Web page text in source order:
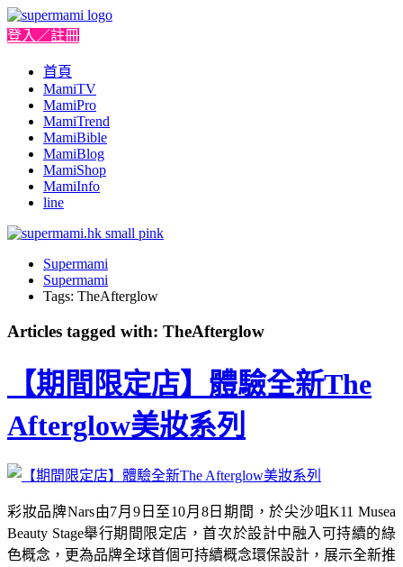
登入／註冊
首頁
MamiTV
MamiPro
MamiTrend
MamiBible
MamiBlog
MamiShop
MamiInfo
line
Supermami
Supermami
Tags: TheAfterglow
Articles tagged with: TheAfterglow
【期間限定店】體驗全新The
Afterglow美妝系列
彩妝品牌Nars由7月9日至10月8日期間，於尖沙咀K11 Musea
Beauty Stage舉行期間限定店，首次於設計中融入可持續的綠
色概念，更為品牌全球首個可持續概念環保設計，展示全新推